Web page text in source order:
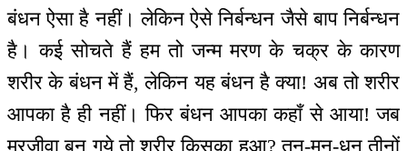
बंधन ऐसा है नहीं। लेकिन ऐसे निर्बन्धन जैसे बाप निर्बन्धन
है। कई सोचते हैं हम तो जन्म मरण के चक्र के कारण
शरीर के बंधन में हैं, लेकिन यह बंधन है क्या! अब तो शरीर
आपका है ही नहीं। फिर बंधन आपका कहाँ से आया! जब
मरजीवा बन गये तो शरीर किसका हुआ? तन-मन-धन तीनों